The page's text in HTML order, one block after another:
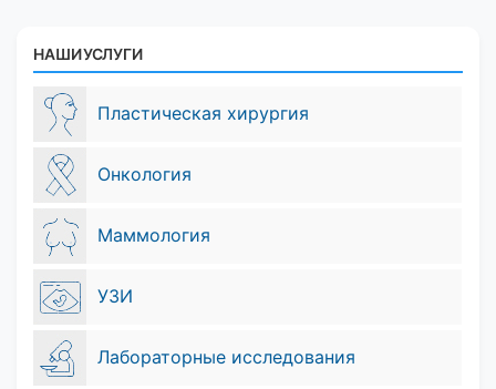
НАШИ УСЛУГИ
Пластическая хирургия
Онкология
Маммология
УЗИ
Лабораторные исследования